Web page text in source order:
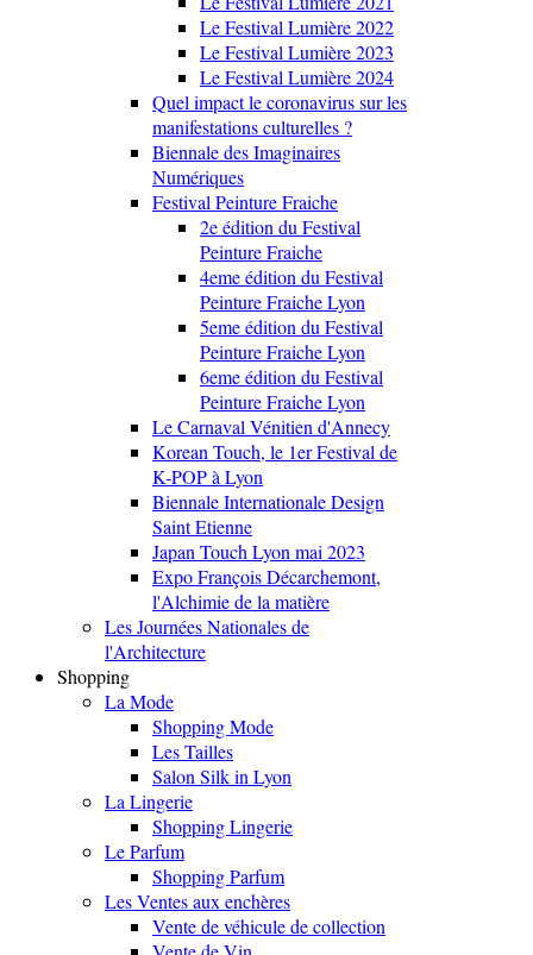
Le Festival Lumière 2022
Le Festival Lumière 2023
Le Festival Lumière 2024
Quel impact le coronavirus sur les
manifestations culturelles ?
Biennale des Imaginaires
Numériques
Festival Peinture Fraiche
2e édition du Festival
Peinture Fraiche
4eme édition du Festival
Peinture Fraiche Lyon
5eme édition du Festival
Peinture Fraiche Lyon
6eme édition du Festival
Peinture Fraiche Lyon
Le Carnaval Vénitien d'Annecy
Korean Touch, le 1er Festival de
K-POP à Lyon
Biennale Internationale Design
Saint Etienne
Japan Touch Lyon mai 2023
Expo François Décarchemont,
l'Alchimie de la matière
Les Journées Nationales de
l'Architecture
Shopping
La Mode
Shopping Mode
Les Tailles
Salon Silk in Lyon
La Lingerie
Shopping Lingerie
Le Parfum
Shopping Parfum
Les Ventes aux enchères
Vente de véhicule de collection